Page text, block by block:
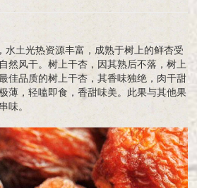
水土光热资源丰富，成熟于树上的鲜杏受
然风干。树上干杏，因其熟后不落，树上
佳品质的树上干杏，其香味独绝，肉干甜
薄，轻嗑即食，香甜味美。此果与其他果
味。